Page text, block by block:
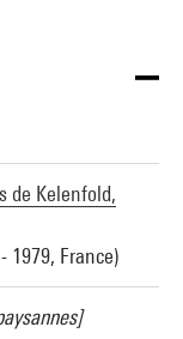
de Kelenfold,
1979, France)